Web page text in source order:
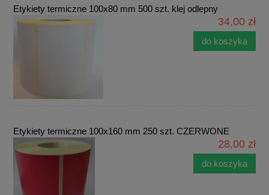
Etykiety termiczne 100x80 mm 500 szt. klej odlepny
34,00 zł
do koszyka
Etykiety termiczne 100x160 mm 250 szt. CZERWONE
28,00 zł
do koszyka